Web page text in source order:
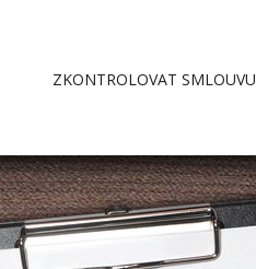
ZKONTROLOVAT SMLOUVU